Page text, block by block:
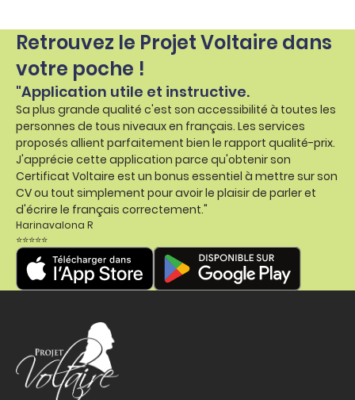
Retrouvez le Projet Voltaire dans
votre poche !
"Application utile et instructive.
Sa plus grande qualité c'est son accessibilité à toutes les
personnes de tous niveaux en français. Les services
proposés allient parfaitement bien le rapport qualité-prix.
J'apprécie cette application parce qu'obtenir son
Certificat Voltaire est un bonus essentiel à mettre sur son
CV ou tout simplement pour avoir le plaisir de parler et
d'écrire le français correctement."
Harinavalona R
⭐⭐⭐⭐⭐